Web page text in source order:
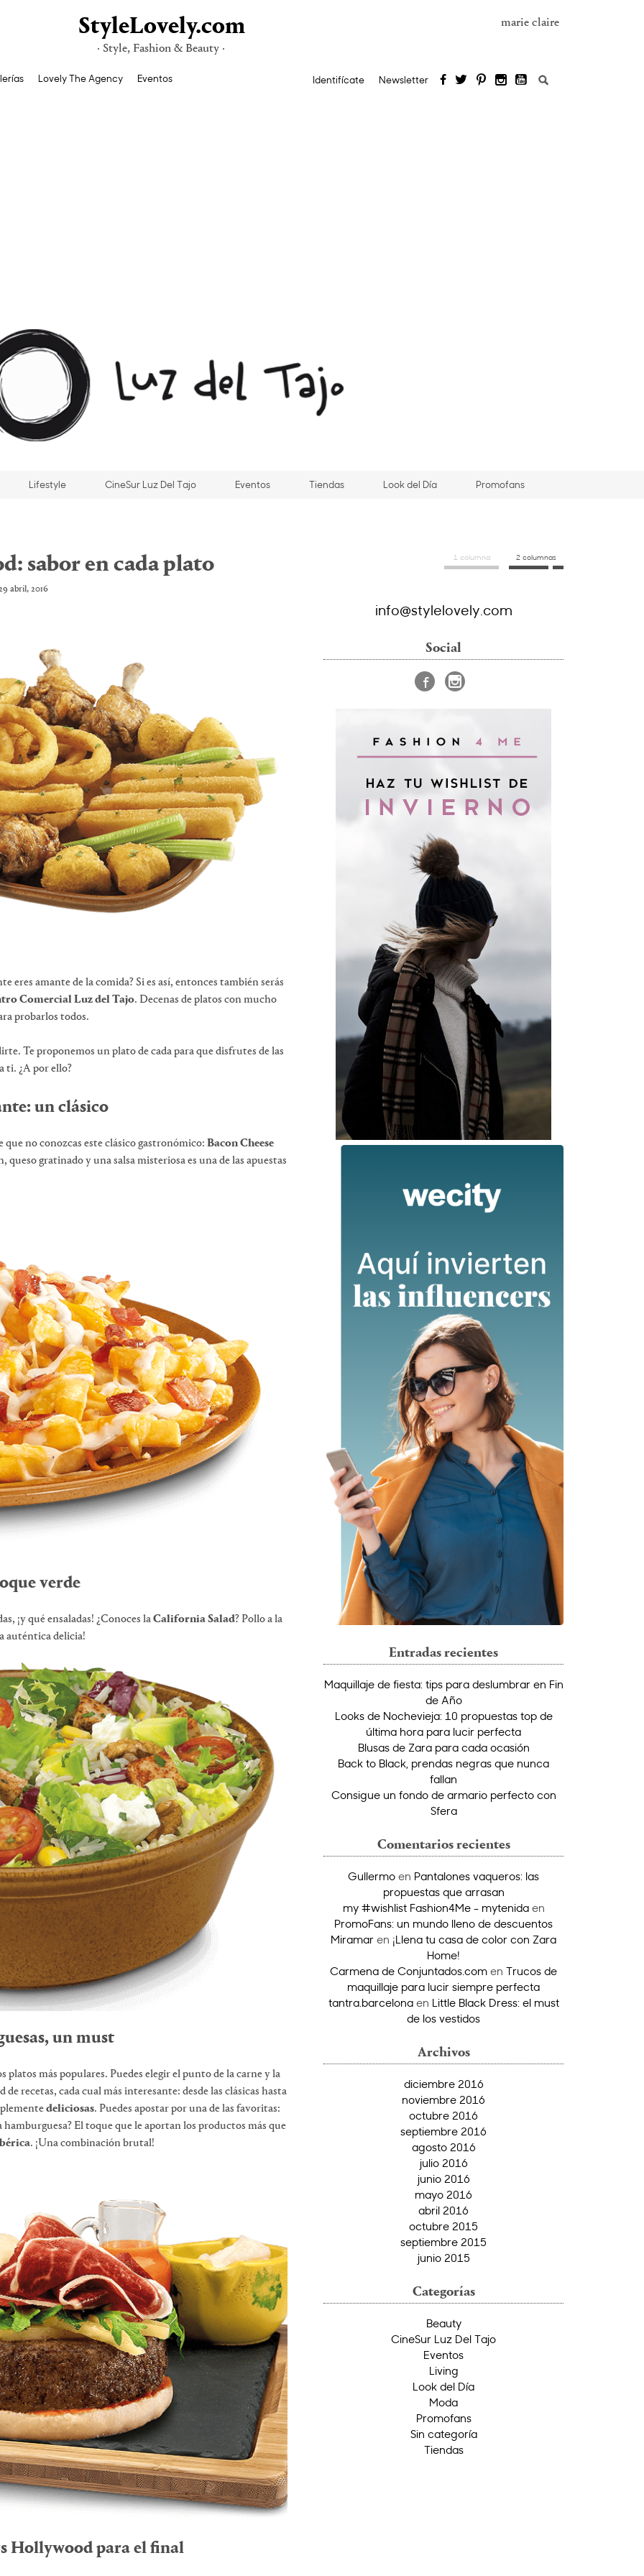
StyleLovely.com
· Style, Fashion & Beauty ·
marie claire
Lovely The Agency Eventos Identifícate Newsletter Buscar:
Lifestyle CineSur Luz Del Tajo Eventos Tiendas Look del Día Promofans
sabor en cada plato
abril, 2016
eres amante de la comida? Si es así, entonces también serás
Comercial Luz del Tajo. Decenas de platos con mucho
probarlos todos.
Te proponemos un plato de cada para que disfrutes de las
ti. ¿A por ello?
un clásico
que no conozcas este clásico gastronómico: Bacon Cheese
gratinado y una salsa misteriosa es una de las apuestas
verde
¡y qué ensaladas! ¿Conoces laCalifornia Salad? Pollo a la
auténtica delicia!
un must
platos más populares. Puedes elegir el punto de la carne y la
recetas, cada cual más interesante: desde las clásicas hasta
deliciosas. Puedes apostar por una de las favoritas:
hamburguesa? El toque que le aportan los productos más que
. ¡Una combinación brutal!
Hollywood para el final
1 columna 2 columnas
info@stylelovely.com
Social
Entradas recientes
Maquillaje de fiesta: tips para deslumbrar en Fin
de Año
Looks de Nochevieja: 10 propuestas top de
última hora para lucir perfecta
Blusas de Zara para cada ocasión
Back to Black, prendas negras que nunca
fallan
Consigue un fondo de armario perfecto con
Sfera
Comentarios recientes
Gullermo en Pantalones vaqueros: las
propuestas que arrasan
my #wishlist Fashion4Me - mytenidaen
PromoFans: un mundo lleno de descuentos
Miramar en ¡Llena tu casa de color con Zara
Home!
Carmena de Conjuntados.com en Trucos de
maquillaje para lucir siempre perfecta
tantra.barcelonaen Little Black Dress: el must
de los vestidos
Archivos
diciembre 2016
noviembre 2016
octubre 2016
septiembre 2016
agosto 2016
julio 2016
junio 2016
mayo 2016
abril 2016
octubre 2015
septiembre 2015
junio 2015
Categorías
Beauty
CineSur Luz Del Tajo
Eventos
Living
Look del Día
Moda
Promofans
Sin categoría
Tiendas